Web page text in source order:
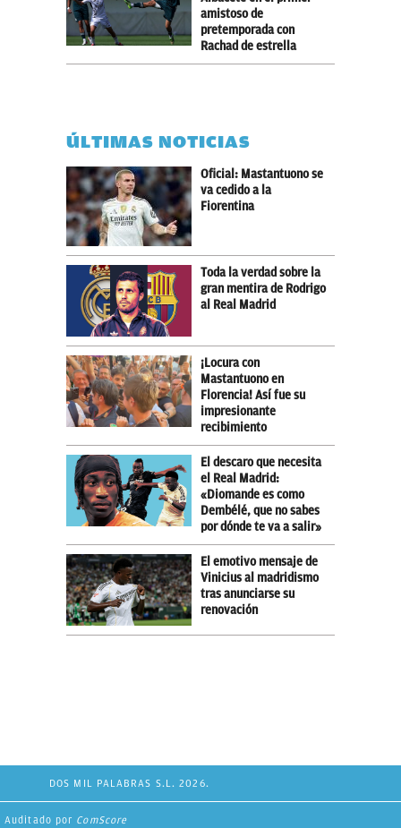
amistoso de
pretemporada con
Rachad de estrella
ÚLTIMAS NOTICIAS
Oficial: Mastantuono se
va cedido a la
Fiorentina
Toda la verdad sobre la
gran mentira de Rodrigo
al Real Madrid
¡Locura con
Mastantuono en
Florencia! Así fue su
impresionante
recibimiento
El descaro que necesita
el Real Madrid:
«Diomande es como
Dembélé, que no sabes
por dónde te va a salir»
El emotivo mensaje de
Vinicius al madridismo
tras anunciarse su
renovación
DOS MIL PALABRAS S.L. 2026.
Auditado por ComScore